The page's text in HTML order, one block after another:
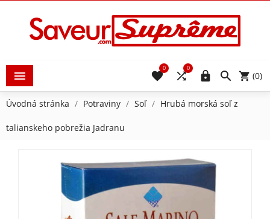
  (0)


0

0
Úvodná stránka Potraviny Soľ Hrubá morská soľ z
talianskeho pobrežia Jadranu